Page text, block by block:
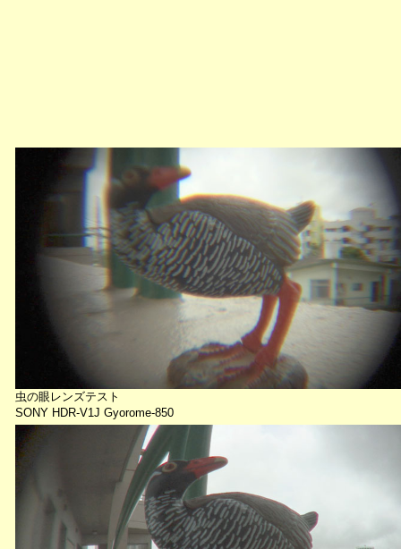
虫の眼レンズテスト
SONY HDR-V1J Gyorome-850